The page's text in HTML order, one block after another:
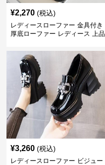
¥2,270 (税込)
レディースローファー 金具付き
厚底ローファー レディース 上品
¥3,260 (税込)
レディースローファー ビジュー